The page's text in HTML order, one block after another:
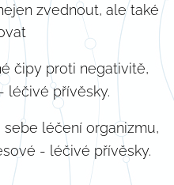
zvednout, ale také
čipy proti negativitě,
léčivé přívěsky.
léčení organizmu,
- léčivé přívěsky.